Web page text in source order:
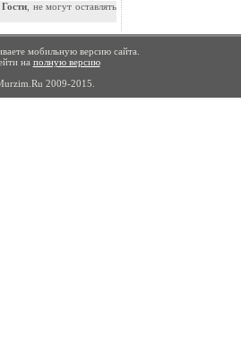
Гости, не могут оставлять
мобильную версию сайта.
на полную версию
2009-2015.